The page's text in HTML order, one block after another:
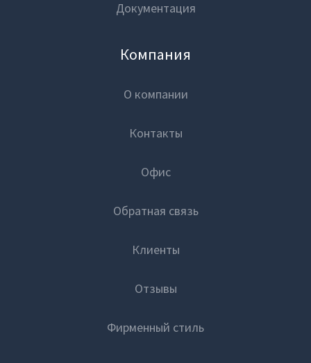
Документация
Компания
О компании
Контакты
Офис
Обратная связь
Клиенты
Отзывы
Фирменный стиль